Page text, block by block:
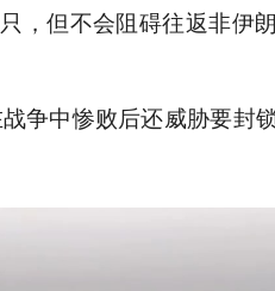
，但不会阻碍往返非伊
争中惨败后还威胁要封